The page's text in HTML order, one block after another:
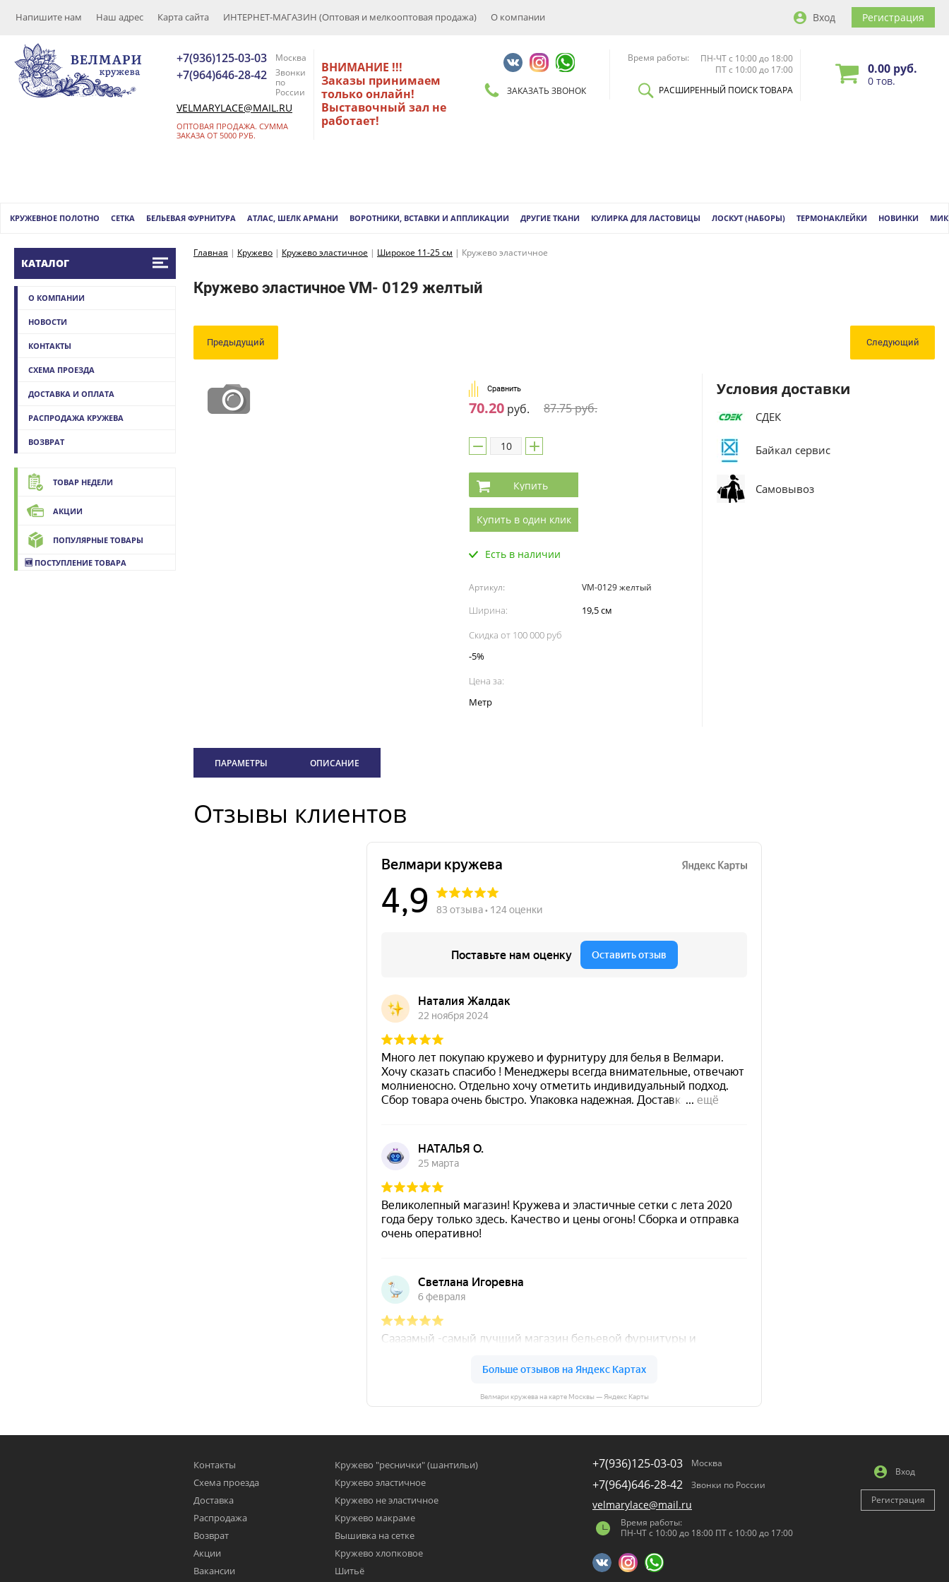
Напишите нам Наш адрес Карта сайта ИНТЕРНЕТ-МАГАЗИН (Оптовая и мелкооптовая продажа) О компании Вход Регистрация
+7(936)125-03-03 Москва
+7(964)646-28-42
Звонки
по
России
VELMARYLACE@MAIL.RU
ОПТОВАЯ ПРОДАЖА. СУММА
ЗАКАЗА ОТ 5000 РУБ.
ВНИМАНИЕ !!!
Заказы принимаем
только онлайн!
Выставочный зал не
работает!
ЗАКАЗАТЬ ЗВОНОК
Время работы:
ПН-ЧТ с 10:00 до 18:00
ПТ с 10:00 до 17:00
РАСШИРЕННЫЙ ПОИСК ТОВАРА
0.00 руб.
0 тов.
КРУЖЕВНОЕ ПОЛОТНО СЕТКА БЕЛЬЕВАЯ ФУРНИТУРА АТЛАС, ШЕЛК АРМАНИ ВОРОТНИКИ, ВСТАВКИ И АППЛИКАЦИИ ДРУГИЕ ТКАНИ КУЛИРКА ДЛЯ ЛАСТОВИЦЫ ЛОСКУТ (НАБОРЫ) ТЕРМОНАКЛЕЙКИ НОВИНКИ
КАТАЛОГ
О КОМПАНИИ
НОВОСТИ
КОНТАКТЫ
СХЕМА ПРОЕЗДА
ДОСТАВКА И ОПЛАТА
РАСПРОДАЖА КРУЖЕВА
ВОЗВРАТ
ТОВАР НЕДЕЛИ
АКЦИИ
ПОПУЛЯРНЫЕ ТОВАРЫ
🆕 ПОСТУПЛЕНИЕ ТОВАРА
Главная | Кружево | Кружево эластичное | Широкое 11-25 см | Кружево эластичное
Кружево эластичное VM- 0129 желтый
Предыдущий Следующий
Сравнить
70.20 руб. 87.75руб.
Купить
Купить в один клик
Есть в наличии
Артикул: VM-0129 желтый
Ширина:
19,5 см
Скидка от 100 000 руб
-5%
Цена за:
Метр
Условия доставки
СДЕК
Байкал сервис
Самовывоз
ПАРАМЕТРЫ ОПИСАНИЕ
Отзывы клиентов
Велмари кружева на карте Москвы — Яндекс Карты
Контакты
Схема проезда
Доставка
Распродажа
Возврат
Акции
Вакансии
Кружево "реснички" (шантильи)
Кружево эластичное
Кружево не эластичное
Кружево макраме
Вышивка на сетке
Кружево хлопковое
Шитьё
+7(936)125-03-03 Москва
+7(964)646-28-42 Звонки по России
velmarylace@mail.ru
Время работы:
ПН-ЧТ с 10:00 до 18:00 ПТ с 10:00 до 17:00
Вход
Регистрация